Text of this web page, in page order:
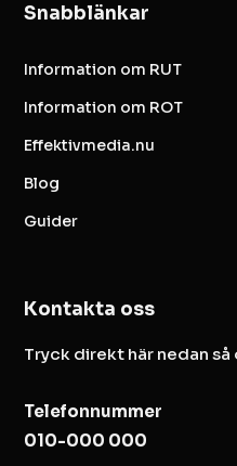
Snabblänkar
Information om RUT
Information om ROT
Effektivmedia.nu
Blog
Guider
Kontakta oss
Tryck direkt här nedan
Telefonnummer
010-000 000